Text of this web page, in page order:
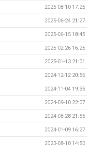
2025-08-10 17:25
2025-06-24 21:27
2025-06-15 18:45
2025-02-26 16:25
2025-01-13 21:01
2024-12-12 20:56
2024-11-04 19:35
2024-09-10 22:07
2024-08-28 21:55
2024-01-09 16:27
2023-08-10 14:50